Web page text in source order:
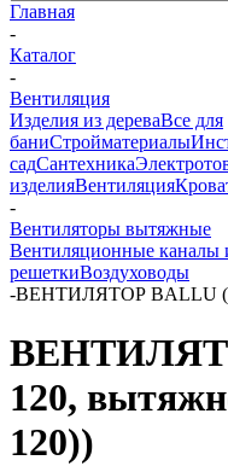
Главная
-
Каталог
-
Вентиляция
Изделия из дереваВсе для
баниСтройматериалы
садСантехника
изделияВентиляция
-
Вентиляторы вытяжные
Вентиляционные каналы
решеткиВоздуховоды
-ВЕНТИЛЯТОР BALLU
120,
120))